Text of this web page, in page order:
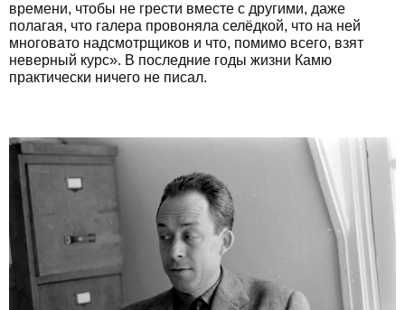
времени, чтобы не грести вместе с другими, даже
полагая, что галера провоняла селёдкой, что на ней
многовато надсмотрщиков и что, помимо всего, взят
неверный курс». В последние годы жизни Камю
практически ничего не писал.